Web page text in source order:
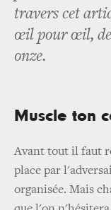
travers cet
œil pour œil,
onze.
Muscle ton
Avant tout il faut
place par
organisée. Mais